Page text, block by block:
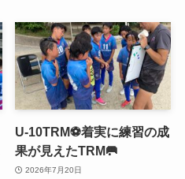
U-10TRM⚽️着実に練習の成
果が見えたTRM🥅
2026年7月20日